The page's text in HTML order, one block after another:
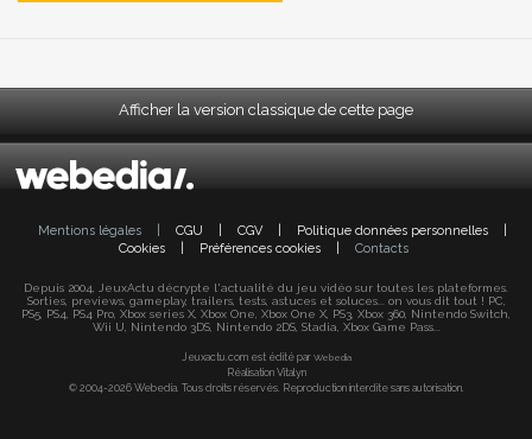
Afficher la version classique de cette page
Mentions légales CGU CGV Politique données personnelles
Cookies
Préférences cookies Contacts
Depuis 2004, JeuxActu décrypte l'actualité du jeu vidéo sur toutes les plateformes.
Sorties, previews, gameplay, trailers, tests, astuces et soluces... on vous dit tout ! PC,
PS5, PS4, PS4 Pro, Xbox series X, Xbox One, Xbox One X, PS3, Xbox 360, Nintendo Switch,
Wii U, Nintendo 3DS, Nintendo 2DS, Stadia, Xbox Game Pass...
Jeuxactu.com est édité par Webedia
Réalisation Vitalyn
© 2004-2026 Webedia. Tous droits réservés. Reproduction interdite sans autorisation.